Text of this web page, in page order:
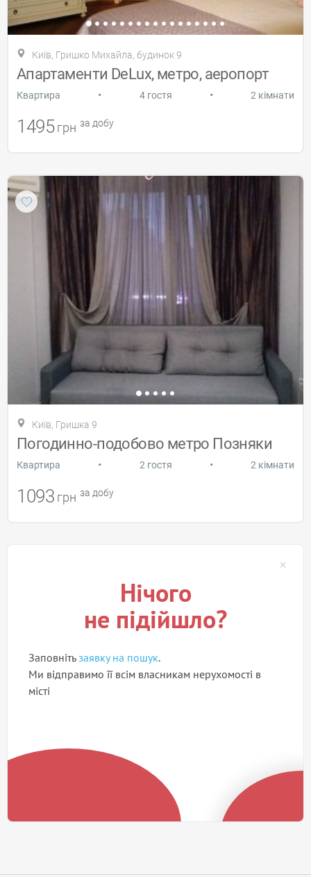
Київ, Гришко Михайла, будинок 9
Апартаменти DeLux, метро, ​​аеропорт
Квартира • 4 гостя • 2 кімнати
1495 грн за добу
Київ, Гришка 9
Погодинно-подобово метро Позняки
Квартира • 2 гостя • 2 кімнати
1093 грн за добу
Нічого
не підійшло?
Заповнітьзаявку на пошук.
Ми відправимо її всім власникам нерухомості в
місті